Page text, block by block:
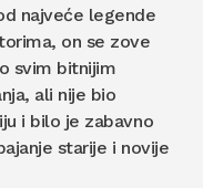
najveće legende
on se zove
svim bitnijim
ali nije bio
i bilo je zabavno
starije i novije